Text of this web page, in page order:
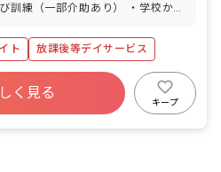
訓練（一部介助あり） ・学校から
普通車バンタイプ、AT車使用 雇
（4ヶ月以上）~2022年3月31日
新の可能性あり（原則更新、年度
ト 放課後等デイサービス
く見る
キープ